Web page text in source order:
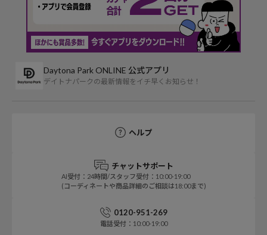
Daytona Park ONLINE 公式アプリ
デイトナパークの最新情報をイチ早くお知らせ！
ヘルプ
チャットサポート
AI受付：24時間/スタッフ受付：10:00-19:00
(コーディネートや商品詳細のご相談は18:00まで)
0120-951-269
電話受付：10:00-19:00